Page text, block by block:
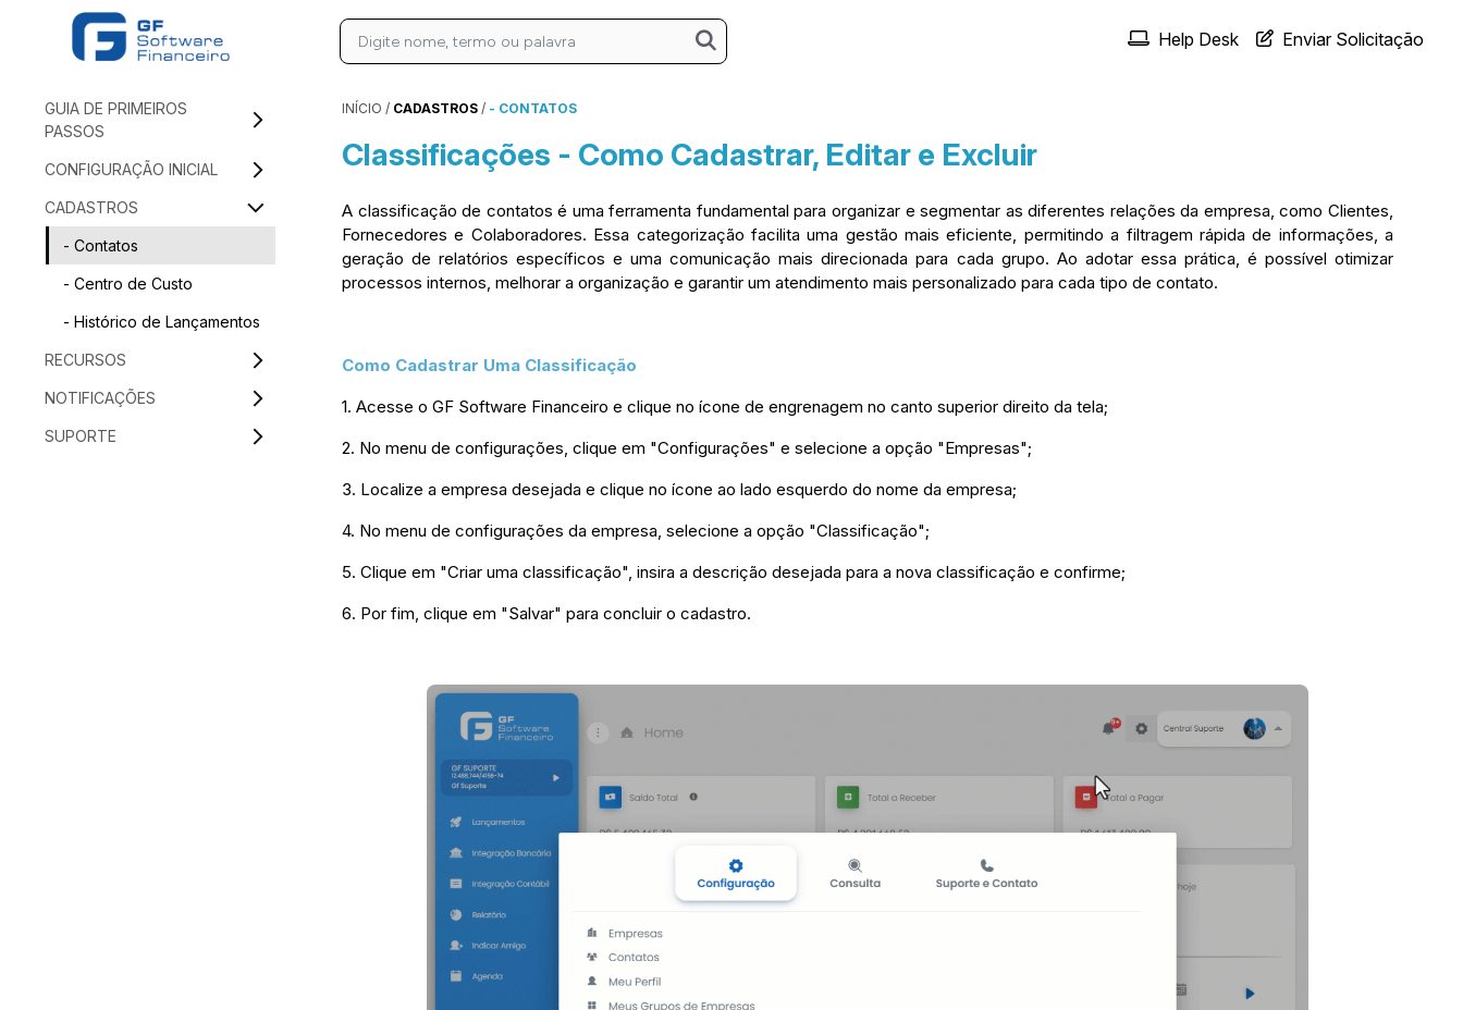
Help Desk Enviar Solicitação
GUIA DE PRIMEIROS
PASSOS
CONFIGURAÇÃO INICIAL
CADASTROS
- Contatos
- Centro de Custo
- Histórico de Lançamentos
RECURSOS
NOTIFICAÇÕES
SUPORTE
INÍCIO / CADASTROS / - CONTATOS
Classificações - Como Cadastrar, Editar e Excluir
A classificação de contatos é uma ferramenta fundamental para organizar e segmentar as diferentes relações da empresa, como Clientes,
Fornecedores e Colaboradores. Essa categorização facilita uma gestão mais eficiente, permitindo a filtragem rápida de informações, a
geração de relatórios específicos e uma comunicação mais direcionada para cada grupo. Ao adotar essa prática, é possível otimizar
processos internos, melhorar a organização e garantir um atendimento mais personalizado para cada tipo de contato.
Como Cadastrar Uma Classificação
1. Acesse o GF Software Financeiro e clique no ícone de engrenagem no canto superior direito da tela;
2. No menu de configurações, clique em "Configurações" e selecione a opção "Empresas";
3. Localize a empresa desejada e clique no ícone ao lado esquerdo do nome da empresa;
4. No menu de configurações da empresa, selecione a opção "Classificação";
5. Clique em "Criar uma classificação", insira a descrição desejada para a nova classificação e confirme;
6. Por fim, clique em "Salvar" para concluir o cadastro.